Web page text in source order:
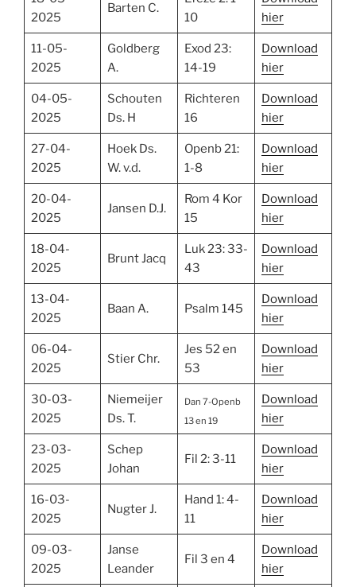
2025
Barten C.
10
hier
11-05-
2025
Goldberg
A.
Exod 23:
14-19
Download
hier
04-05-
2025
Schouten
Ds. H
Richteren
16
Download
hier
27-04-
2025
Hoek Ds.
W. v.d.
Openb 21:
1-8
Download
hier
20-04-
2025
Jansen D.J.
Rom 4 Kor
15
Download
hier
18-04-
2025
Brunt Jacq
Luk 23: 33-
43
Download
hier
13-04-
2025
Baan A. Psalm 145
Download
hier
06-04-
2025
Stier Chr.
Jes 52 en
53
Download
hier
30-03-
2025
Niemeijer
Ds. T.
Dan 7-Openb
13 en 19
Download
hier
23-03-
2025
Schep
Johan
Fil 2: 3-11
Download
hier
16-03-
2025
Nugter J.
Hand 1: 4-
11
Download
hier
09-03-
2025
Janse
Leander
Fil 3 en 4
Download
hier